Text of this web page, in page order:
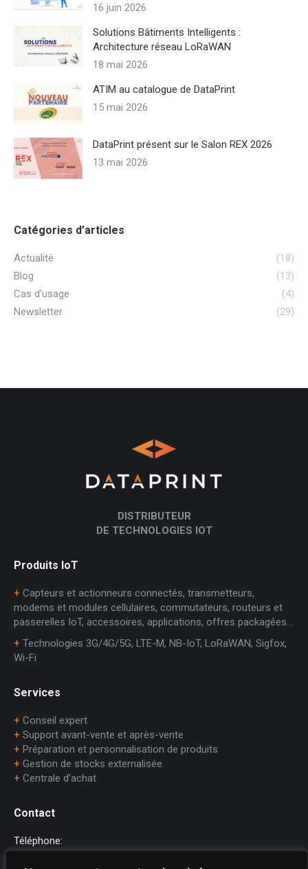
16 juin 2026
Solutions Bâtiments Intelligents :
Architecture réseau LoRaWAN
18 mai 2026
ATIM au catalogue de DataPrint
15 mai 2026
DataPrint présent sur le Salon REX 2026
13 mai 2026
Catégories d’articles
Actualité
(18)
Blog
(13)
Cas d'usage
(4)
Newsletter
(29)
DISTRIBUTEUR
DE TECHNOLOGIES IOT
Produits IoT
+ Capteurs et actionneurs connectés, transmetteurs,
modems et modules cellulaires, commutateurs, routeurs et
passerelles IoT, accessoires, applications, offres packagées…
+ Technologies 3G/4G/5G, LTE-M, NB-IoT, LoRaWAN, Sigfox,
Wi-Fi
Services
+ Conseil expert
+ Support avant-vente et après-vente
+ Préparation et personnalisation de produits
+ Gestion de stocks externalisée
+ Centrale d’achat
Contact
Téléphone: